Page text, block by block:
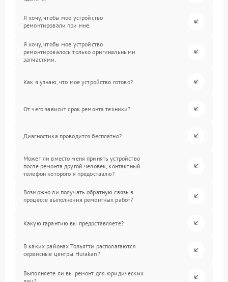
Я хочу, чтобы мое устройство
ремонтировали при мне.
Я хочу, чтобы мое устройство
ремонтировалось только оригинальными
запчастями.
Как я узнаю, что мое устройство готово?
От чего зависит срок ремонта техники?
Диагностика проводится бесплатно?
Может ли вместо меня принять устройство
после ремонта другой человек, контактный
телефон которого я предоставлю?
Возможно ли получать обратную связь в
процессе выполнения ремонтных работ?
Какую гарантию вы предоставляете?
В каких районах Тольятти располагаются
сервисные центры Hurakan?
Выполняете ли вы ремонт для юридических